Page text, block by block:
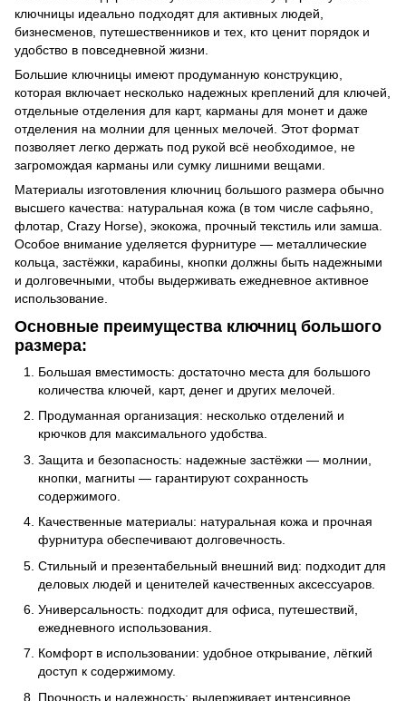
ключницы идеально подходят для активных людей,
бизнесменов, путешественников и тех, кто ценит порядок и
удобство в повседневной жизни.
Большие ключницы имеют продуманную конструкцию,
которая включает несколько надежных креплений для ключей,
отдельные отделения для карт, карманы для монет и даже
отделения на молнии для ценных мелочей. Этот формат
позволяет легко держать под рукой всё необходимое, не
загромождая карманы или сумку лишними вещами.
Материалы изготовления ключниц большого размера обычно
высшего качества: натуральная кожа (в том числе сафьяно,
флотар, Crazy Horse), экокожа, прочный текстиль или замша.
Особое внимание уделяется фурнитуре — металлические
кольца, застёжки, карабины, кнопки должны быть надежными
и долговечными, чтобы выдерживать ежедневное активное
использование.
Основные преимущества ключниц большого
размера:
Большая вместимость: достаточно места для большого
количества ключей, карт, денег и других мелочей.
Продуманная организация: несколько отделений и
крючков для максимального удобства.
Защита и безопасность: надежные застёжки — молнии,
кнопки, магниты — гарантируют сохранность
содержимого.
Качественные материалы: натуральная кожа и прочная
фурнитура обеспечивают долговечность.
Стильный и презентабельный внешний вид: подходит для
деловых людей и ценителей качественных аксессуаров.
Универсальность: подходит для офиса, путешествий,
ежедневного использования.
Комфорт в использовании: удобное открывание, лёгкий
доступ к содержимому.
Прочность и надежность: выдерживает интенсивное